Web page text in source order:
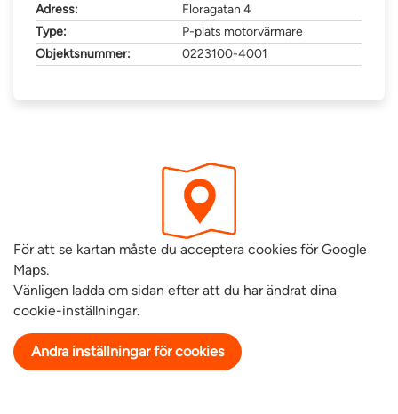
Adress:
Floragatan 4
Type:
P-plats motorvärmare
Objektsnummer:
0223100-4001
För att se kartan måste du acceptera cookies för Google
Maps.
Vänligen ladda om sidan efter att du har ändrat dina
cookie-inställningar.
Andra inställningar för cookies